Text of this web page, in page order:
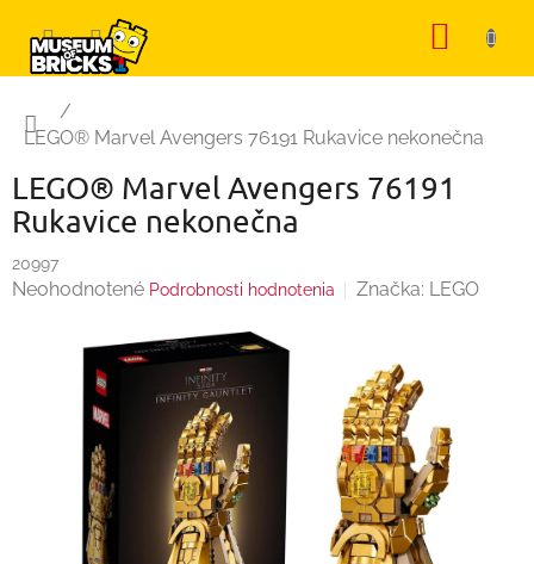
obsah
Domov
/
LEGO® Marvel Avengers 76191 Rukavice nekonečna
LEGO® Marvel Avengers 76191
Rukavice nekonečna
20997
Priemerné
produktu
hviezdičiek.
Neohodnotené Podrobnosti hodnotenia Značka: LEGO